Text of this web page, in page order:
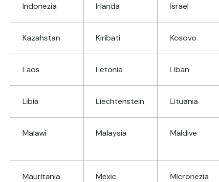
Indonezia Irlanda Israel
Kazahstan Kiribati Kosovo
Laos Letonia Liban
Libia Liechtenstein Lituania
Malawi Malaysia Maldive
Mauritania Mexic Micronezia